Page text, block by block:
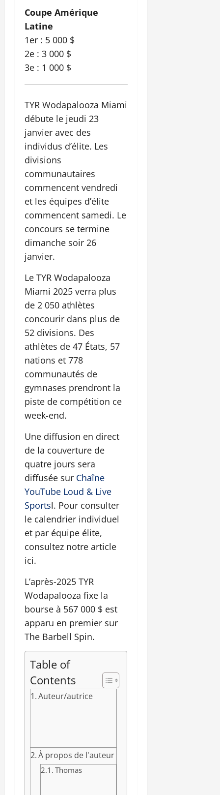
Coupe Amérique
Latine
1er : 5 000 $
2e : 3 000 $
3e : 1 000 $
TYR Wodapalooza Miami
débute le jeudi 23
janvier avec des
individus d’élite. Les
divisions
communautaires
commencent vendredi
et les équipes d’élite
commencent samedi. Le
concours se termine
dimanche soir 26
janvier.
Le TYR Wodapalooza
Miami 2025 verra plus
de 2 050 athlètes
concourir dans plus de
52 divisions. Des
athlètes de 47 États, 57
nations et 778
communautés de
gymnases prendront la
piste de compétition ce
week-end.
Une diffusion en direct
de la couverture de
quatre jours sera
diffusée sur Chaîne
YouTube Loud & Live
Sportsl. Pour consulter
le calendrier individuel
et par équipe élite,
consultez notre article
ici.
L’après-2025 TYR
Wodapalooza fixe la
bourse à 567 000 $ est
apparu en premier sur
The Barbell Spin.
Table of
Contents
Auteur/autrice
À propos de l'auteur
Thomas